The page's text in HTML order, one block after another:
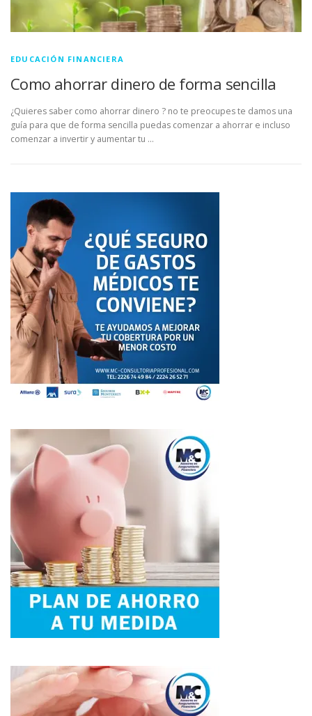
EDUCACIÓN FINANCIERA
Como ahorrar dinero de forma sencilla
¿Quieres saber como ahorrar dinero ? no te preocupes te damos una
guía para que de forma sencilla puedas comenzar a ahorrar e incluso
comenzar a invertir y aumentar tu …